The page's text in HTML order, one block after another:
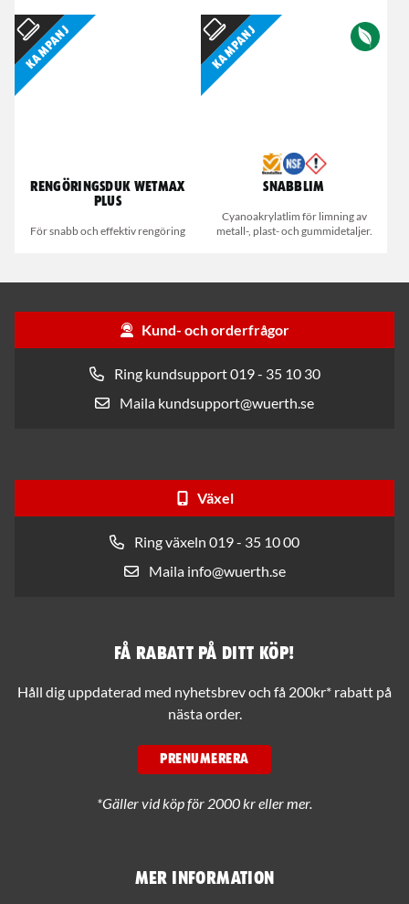
Kampanj
Rengöringsduk Wetmax
Plus
För snabb och effektiv rengöring
Kampanj
Snabblim
Cyanoakrylatlim för limning av
metall-, plast- och gummidetaljer.
Kund- och orderfrågor
Ring kundsupport 019 - 35 10 30
Maila kundsupport@wuerth.se
Växel
Ring växeln 019 - 35 10 00
Maila info@wuerth.se
Mer information
Få rabatt på ditt köp!
Håll dig uppdaterad med nyhetsbrev och få 200kr* rabatt på
nästa order.
PRENUMERERA
*Gäller vid köp för 2000 kr eller mer.